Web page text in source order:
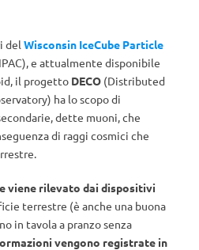
del Wisconsin IceCube Particle
e attualmente disponibile
il progetto DECO (Distributed
ha lo scopo di
dette muoni, che
di raggi cosmici che
viene rilevato dai dispositivi
terrestre (è anche una buona
in tavola a pranzo senza
vengono registrate in